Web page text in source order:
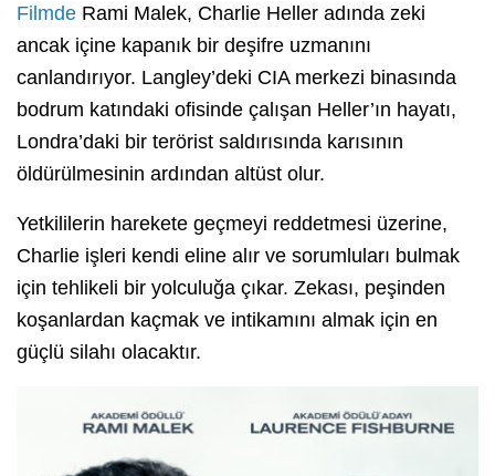
Filmde Rami Malek, Charlie Heller adında zeki
ancak içine kapanık bir deşifre uzmanını
canlandırıyor. Langley’deki CIA merkezi binasında
bodrum katındaki ofisinde çalışan Heller’ın hayatı,
Londra’daki bir terörist saldırısında karısının
öldürülmesinin ardından altüst olur.
Yetkililerin harekete geçmeyi reddetmesi üzerine,
Charlie işleri kendi eline alır ve sorumluları bulmak
için tehlikeli bir yolculuğa çıkar. Zekası, peşinden
koşanlardan kaçmak ve intikamını almak için en
güçlü silahı olacaktır.